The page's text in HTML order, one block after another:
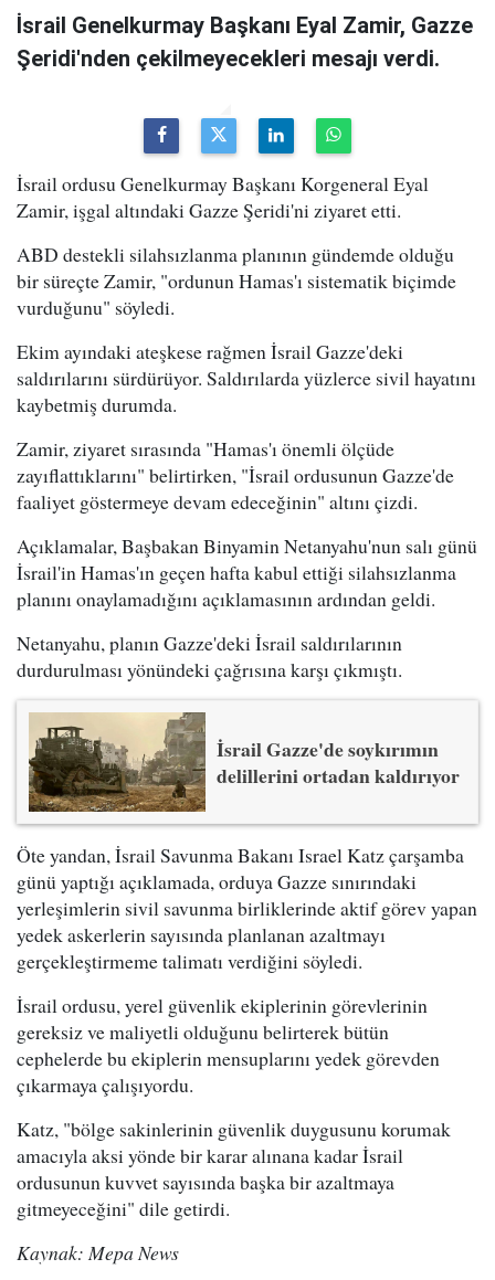
İsrail Genelkurmay Başkanı Eyal Zamir, Gazze
Şeridi'nden çekilmeyecekleri mesajı verdi.
İsrail ordusu Genelkurmay Başkanı Korgeneral Eyal
Zamir, işgal altındaki Gazze Şeridi'ni ziyaret etti.
ABD destekli silahsızlanma planının gündemde olduğu
bir süreçte Zamir, "ordunun Hamas'ı sistematik biçimde
vurduğunu" söyledi.
Ekim ayındaki ateşkese rağmen İsrail Gazze'deki
saldırılarını sürdürüyor. Saldırılarda yüzlerce sivil hayatını
kaybetmiş durumda.
Zamir, ziyaret sırasında "Hamas'ı önemli ölçüde
zayıflattıklarını" belirtirken, "İsrail ordusunun Gazze'de
faaliyet göstermeye devam edeceğinin" altını çizdi.
Açıklamalar, Başbakan Binyamin Netanyahu'nun salı günü
İsrail'in Hamas'ın geçen hafta kabul ettiği silahsızlanma
planını onaylamadığını açıklamasının ardından geldi.
Netanyahu, planın Gazze'deki İsrail saldırılarının
durdurulması yönündeki çağrısına karşı çıkmıştı.
İsrail Gazze'de soykırımın
delillerini ortadan kaldırıyor
Öte yandan, İsrail Savunma Bakanı Israel Katz çarşamba
günü yaptığı açıklamada, orduya Gazze sınırındaki
yerleşimlerin sivil savunma birliklerinde aktif görev yapan
yedek askerlerin sayısında planlanan azaltmayı
gerçekleştirmeme talimatı verdiğini söyledi.
İsrail ordusu, yerel güvenlik ekiplerinin görevlerinin
gereksiz ve maliyetli olduğunu belirterek bütün
cephelerde bu ekiplerin mensuplarını yedek görevden
çıkarmaya çalışıyordu.
Katz, "bölge sakinlerinin güvenlik duygusunu korumak
amacıyla aksi yönde bir karar alınana kadar İsrail
ordusunun kuvvet sayısında başka bir azaltmaya
gitmeyeceğini" dile getirdi.
Kaynak: Mepa News